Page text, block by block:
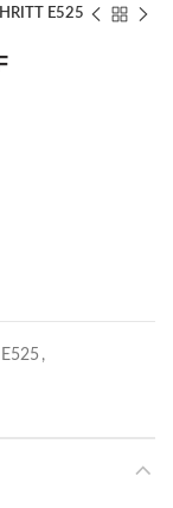
E525
,